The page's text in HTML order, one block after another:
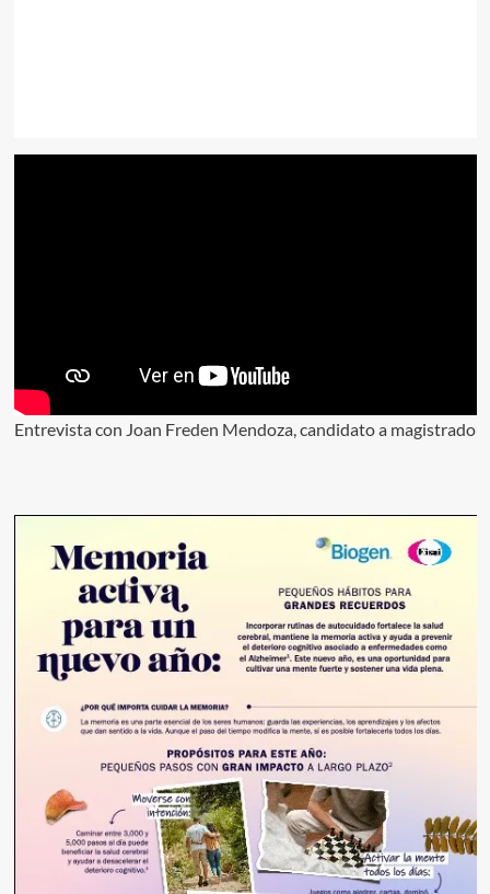
Entrevista con Joan Freden Mendoza, candidato a magistrado